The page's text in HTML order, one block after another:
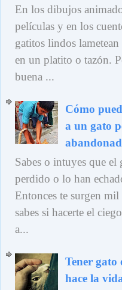
En los dibujos
películas y en los
gatitos lindos lametean
en un platito o tazón.
buena ...
Cómo
a un gato
Sabes o intuyes que el
perdido o lo han
Entonces te surgen mil
sabes si hacerte el
a...
Tener gato
hace la